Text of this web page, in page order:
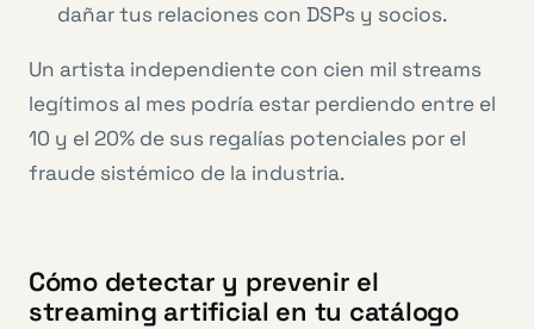
dañar tus relaciones con DSPs y socios.
Un artista independiente con cien mil streams
legítimos al mes podría estar perdiendo entre el
10 y el 20% de sus regalías potenciales por el
fraude sistémico de la industria.
Cómo detectar y prevenir el
streaming artificial en tu catálogo